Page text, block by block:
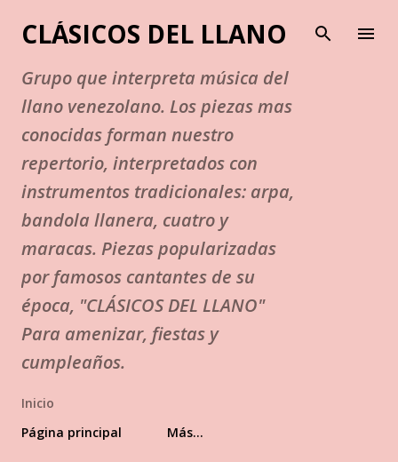
Ir al contenido principal
CLÁSICOS DEL LLANO
Grupo que interpreta música del
llano venezolano. Los piezas mas
conocidas forman nuestro
repertorio, interpretados con
instrumentos tradicionales: arpa,
bandola llanera, cuatro y
maracas. Piezas popularizadas
por famosos cantantes de su
época, "CLÁSICOS DEL LLANO"
Para amenizar, fiestas y
cumpleaños.
Inicio
Página principal
Más…